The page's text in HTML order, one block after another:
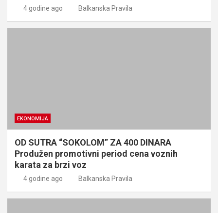
4 godine ago Balkanska Pravila
EKONOMIJA
OD SUTRA “SOKOLOM” ZA 400 DINARA
Produžen promotivni period cena voznih
karata za brzi voz
4 godine ago Balkanska Pravila